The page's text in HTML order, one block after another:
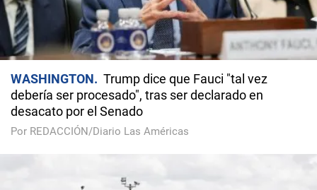
WASHINGTON
Trump dice que Fauci "tal vez
debería ser procesado", tras ser declarado en
desacato por el Senado
Por REDACCIÓN/Diario Las Américas